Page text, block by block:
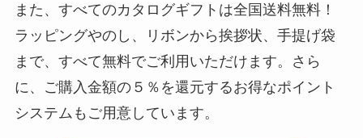
また、すべてのカタログギフトは全国送料無料！
ラッピングやのし、リボンから挨拶状、手提げ袋
まで、すべて無料でご利用いただけます。さら
に、ご購入金額の５％を還元するお得なポイント
システムもご用意しています。